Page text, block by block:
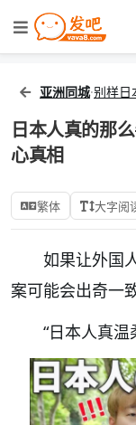
亚洲同城·别样日
日本人真的那
心真相
繁体 大字阅
如果让外国
案可能会出奇一致
“日本人真温